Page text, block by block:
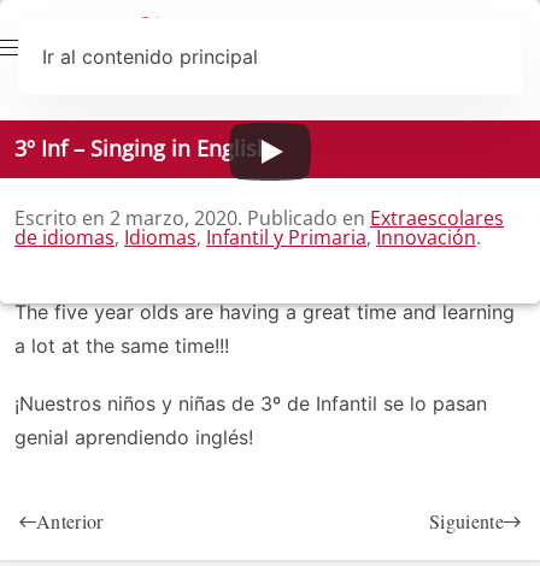
Ir al contenido principal
3º Inf – Singing in English
Escrito en 2 marzo, 2020. Publicado en Extraescolares
de idiomas, Idiomas, Infantil y Primaria, Innovación.
The five year olds are having a great time and learning
a lot at the same time!!!
¡Nuestros niños y niñas de 3º de Infantil se lo pasan
genial aprendiendo inglés!
Anterior Siguiente